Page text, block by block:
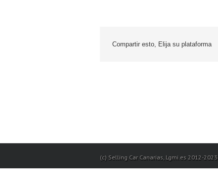
Compartir esto, Elija su plataforma
(c) Selling Car Canarias, Lgmi.es 2012-2023